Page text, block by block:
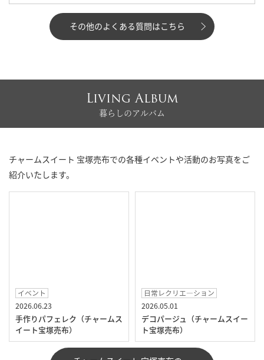
その他のよくある質問はこちら
Living Album
暮らしのアルバム
チャームスイート 宝塚売布での各種イベントや活動のお写真をご
紹介いたします。
イベント
2026.06.23
手作りパフェレク（チャームス
イート宝塚売布）
日常レクリエ―ション
2026.05.01
デコパージュ（チャームスイー
ト宝塚売布）